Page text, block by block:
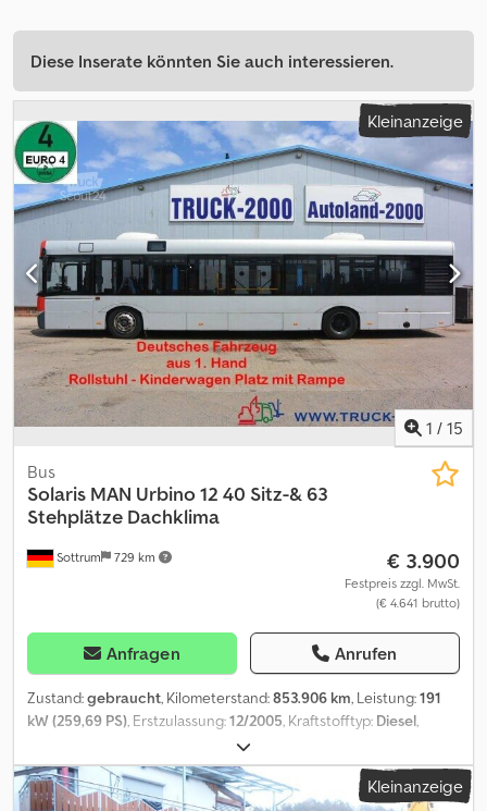
Diese Inserate könnten Sie auch interessieren.
Kleinanzeige
1 / 15
Sottrum 729 km
Bus
Solaris MAN Urbino 12 40 Sitz-& 63
Stehplätze Dachklima
€ 3.900
Festpreis zzgl. MwSt.
(€ 4.641 brutto)
Anfragen Anrufen
Zustand:gebraucht, Kilometerstand:853.906 km, Leistung:191
kW (259,69 PS) , Erstzulassung:12/2005 , Kraftstofftyp: Diesel
, Getriebetyp:
Konfiguration:4x2, Leergewicht:11.700 kg, maximales
Ladegewicht:6.300 kg , Gesamtgewicht:18.000 kg , Kleinanzeige